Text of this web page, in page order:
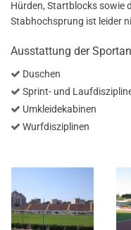
Hürden, Startblocks sowie
Stabhochsprung ist leider
Ausstattung der
Duschen
Sprint- und
Umkleidekabinen
Wurfdisziplinen